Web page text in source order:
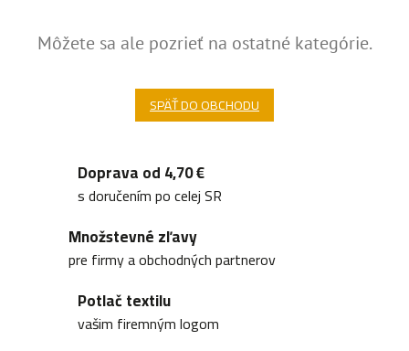
Môžete sa ale pozrieť na ostatné kategórie.
SPÄŤ DO OBCHODU
Doprava od 4,70 €
s doručením po celej SR
Množstevné zľavy
pre firmy a obchodných partnerov
Potlač textilu
vašim firemným logom